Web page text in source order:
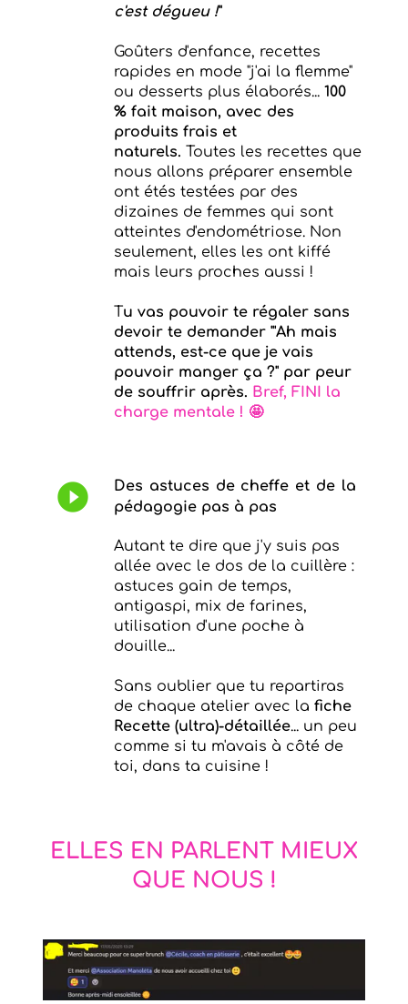
play_circle_filled
c'est dégueu !"
Goûters d'enfance, recettes
rapides en mode "j'ai la flemme"
ou desserts plus élaborés... 100
% fait maison, avec des
produits frais et
naturels. Toutes les recettes que
nous allons préparer ensemble
ont étés testées par des
dizaines de femmes qui sont
atteintes d'endométriose. Non
seulement, elles les ont kiffé
mais leurs proches aussi !
Tu vas pouvoir te régaler sans
devoir te demander "'Ah mais
attends, est-ce que je vais
pouvoir manger ça ?" par peur
de souffrir après. Bref, FINI la
charge mentale ! 🤩
Des astuces de cheffe et de la
pédagogie pas à pas
Autant te dire que j'y suis pas
allée avec le dos de la cuillère :
astuces gain de temps,
antigaspi, mix de farines,
utilisation d'une poche à
douille...
Sans oublier que tu repartiras
de chaque atelier avec la fiche
Recette (ultra)-détaillée... un peu
comme si tu m'avais à côté de
toi, dans ta cuisine !
ELLES EN PARLENT MIEUX
QUE NOUS !